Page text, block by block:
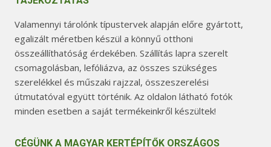
Valamennyi tárolónk típustervek alapján előre gyártott,
egalizált méretben készül a könnyű otthoni
összeállíthatóság érdekében. Szállítás lapra szerelt
csomagolásban, lefóliázva, az összes szükséges
szerelékkel és műszaki rajzzal, összeszerelési
útmutatóval együtt történik. Az oldalon látható fotók
minden esetben a saját termékeinkről készültek!
CÉGÜNK A MAGYAR KERTÉPÍTŐK ORSZÁGOS